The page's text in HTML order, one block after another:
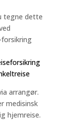
tegne dette
forsikring
arrangør.
medisinsk
hjemreise.